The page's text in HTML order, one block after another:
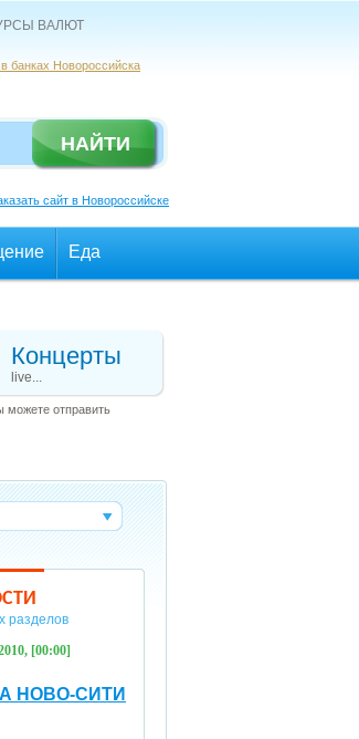
ВАЛЮТ
банках Новороссийска
сайт в Новороссийске
Еда
Концерты
live...
можете отправить
разделов
[00:00]
НОВО-СИТИ